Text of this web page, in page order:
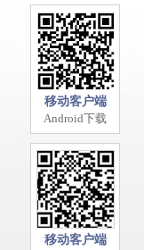
移动客户端
Android下载
移动客户端